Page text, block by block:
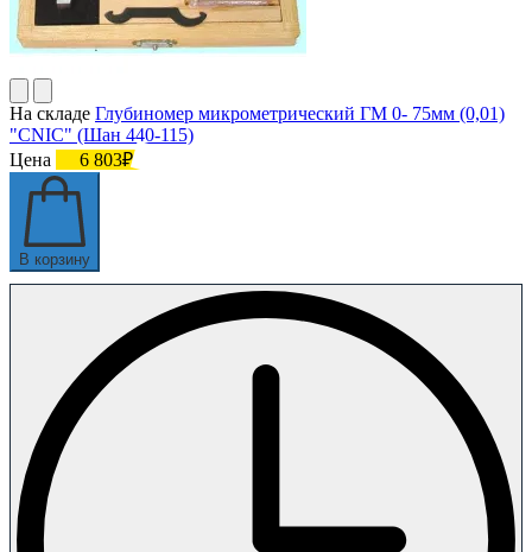
На складе Глубиномер микрометрический ГМ 0- 75мм (0,01)
"CNIC" (Шан 440-115)
Цена
6 803₽
В корзину